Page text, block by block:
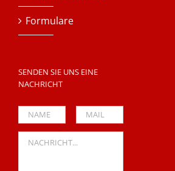
Formulare
SENDEN SIE UNS EINE
NACHRICHT
Please leave this field empty.